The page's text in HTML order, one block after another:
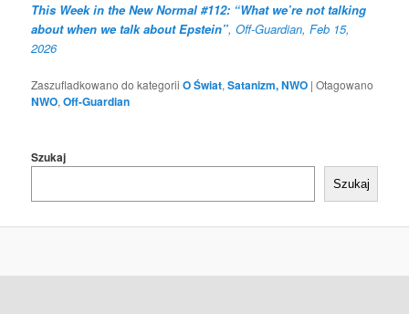
This Week in the New Normal #112: “What we’re not talking
about when we talk about Epstein”, Off-Guardian, Feb 15,
2026
Zaszufladkowano do kategorii O Świat,Satanizm, NWO |Otagowano
NWO,Off-Guardian
Szukaj
Szukaj